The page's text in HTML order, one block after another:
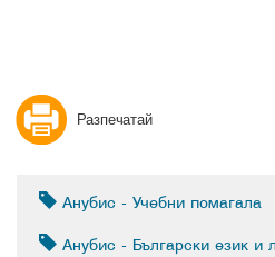
Разпечатай
Анубис - Учебни помагала
Анубис - Български език и